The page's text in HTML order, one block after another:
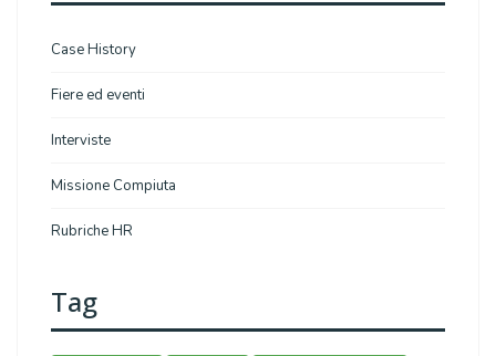
Case History
Fiere ed eventi
Interviste
Missione Compiuta
Rubriche HR
Tag